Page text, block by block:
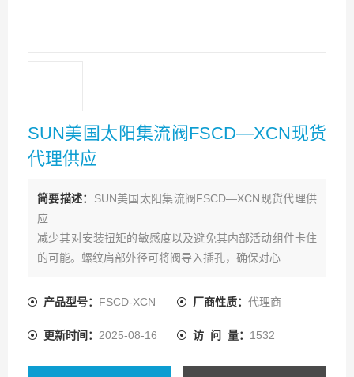
SUN美国太阳集流阀FSCD—XCN现货
代理供应
简要描述： SUN美国太阳集流阀FSCD—XCN现货代理供
应
减少其对安装扭矩的敏感度以及避免其内部活动组件卡住
的可能。螺纹肩部外径可将阀导入插孔，确保对心
产品型号： FSCD-XCN 厂商性质： 代理商
更新时间： 2025-08-16 访 问 量： 1532